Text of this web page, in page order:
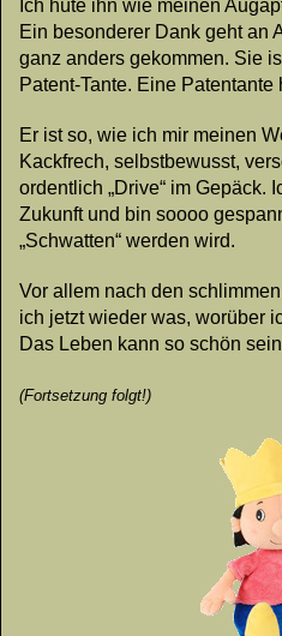
Ich hüte ihn wie meinen
Ein besonderer Dank geht an
ganz anders gekommen. Sie
Patent-Tante. Eine Patentante
Er ist so, wie ich mir meinen
Kackfrech, selbstbewusst,
ordentlich „Drive“ im Gepäck.
Zukunft und bin soooo
„Schwatten“ werden wird.
Vor allem nach den
ich jetzt wieder was, worüber
Das Leben kann so schön
(Fortsetzung folgt!)